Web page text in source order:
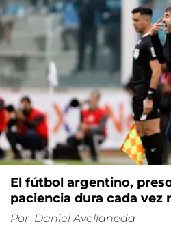
El fútbol argentino,
paciencia dura cada vez
Por Daniel Avellaneda